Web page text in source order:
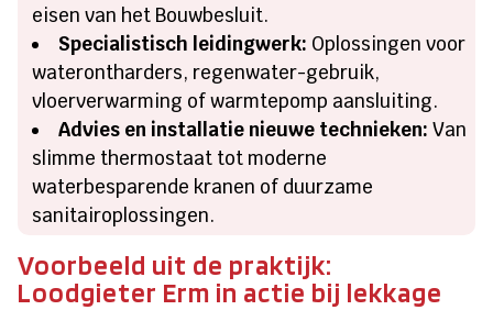
eisen van het Bouwbesluit.
Specialistisch leidingwerk: Oplossingen voor
waterontharders, regenwater-gebruik,
vloerverwarming of warmtepomp aansluiting.
Advies en installatie nieuwe technieken:Van
slimme thermostaat tot moderne
waterbesparende kranen of duurzame
sanitairoplossingen.
Voorbeeld uit de praktijk:
Loodgieter Erm in actie bij lekkage